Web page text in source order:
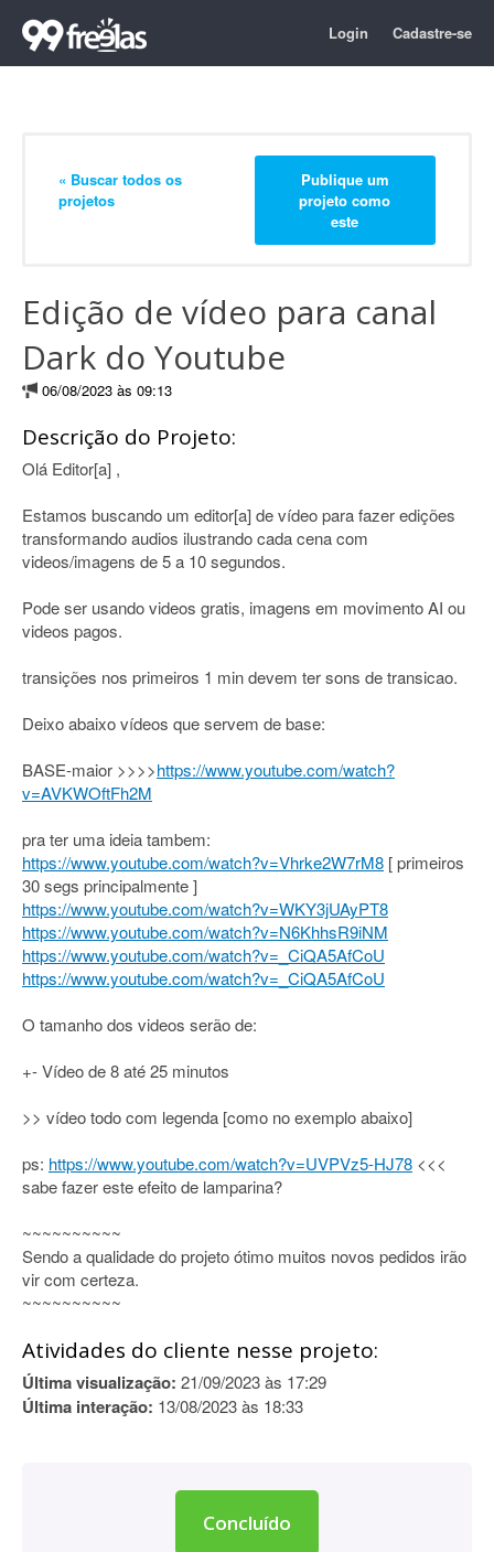
Login Cadastre-se
« Buscar todos os
projetos
Publique um
projeto como
este
Edição de vídeo para canal
Dark do Youtube
06/08/2023 às 09:13
Descrição do Projeto:
Olá Editor[a] ,
Estamos buscando um editor[a] de vídeo para fazer edições
transformando audios ilustrando cada cena com
videos/imagens de 5 a 10 segundos.
Pode ser usando videos gratis, imagens em movimento AI ou
videos pagos.
transições nos primeiros 1 min devem ter sons de transicao.
Deixo abaixo vídeos que servem de base:
BASE-maior >>>>https://www.youtube.com/watch?
v=AVKWOftFh2M
pra ter uma ideia tambem:
https://www.youtube.com/watch?v=Vhrke2W7rM8 [ primeiros
30 segs principalmente ]
https://www.youtube.com/watch?v=WKY3jUAyPT8
https://www.youtube.com/watch?v=N6KhhsR9iNM
https://www.youtube.com/watch?v=_CiQA5AfCoU
https://www.youtube.com/watch?v=_CiQA5AfCoU
O tamanho dos videos serão de:
+- Vídeo de 8 até 25 minutos
>> vídeo todo com legenda [como no exemplo abaixo]
ps: https://www.youtube.com/watch?v=UVPVz5-HJ78 <<<
sabe fazer este efeito de lamparina?
~~~~~~~~~~
Sendo a qualidade do projeto ótimo muitos novos pedidos irão
vir com certeza.
~~~~~~~~~~
Atividades do cliente nesse projeto:
Última visualização: 21/09/2023 às 17:29
Última interação: 13/08/2023 às 18:33
Concluído